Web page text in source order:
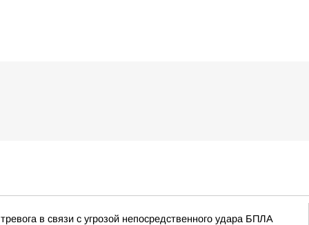
в связи с угрозой непосредственного удара БПЛА